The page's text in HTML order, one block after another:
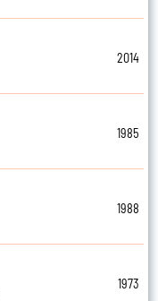
2014
1985
1988
1973